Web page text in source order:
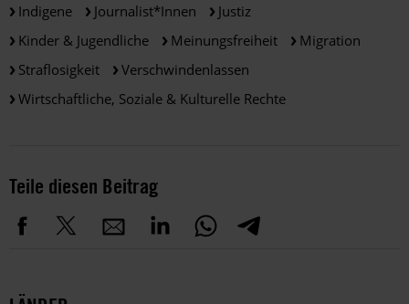
Indigene
Journalist*innen
Justiz
Kinder & Jugendliche
Meinungsfreiheit
Migration
Straflosigkeit
Verschwindenlassen
Wirtschaftliche, Soziale & Kulturelle Rechte
Teile diesen Beitrag